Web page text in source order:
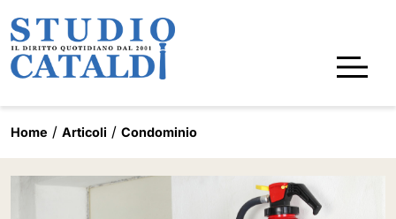
Home Articoli Condominio